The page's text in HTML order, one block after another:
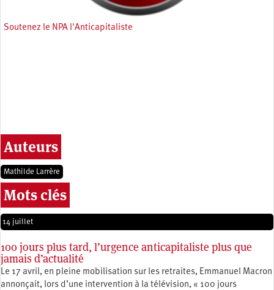
Soutenez le NPA l'Anticapitaliste
Auteurs
Mathilde Larrère
Mots clés
14 juillet
100 jours plus tard, l’urgence anticapitaliste plus que
jamais d’actualité
Le 17 avril, en pleine mobilisation sur les retraites, Emmanuel Macron
annonçait, lors d’une intervention à la télévision, « 100 jours